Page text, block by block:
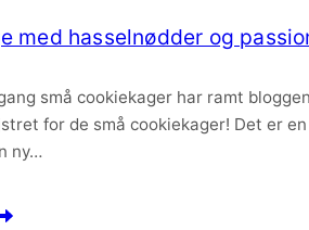
med hasselnødder og
små cookiekager har ramt
for de små cookiekager! Det er
ny…